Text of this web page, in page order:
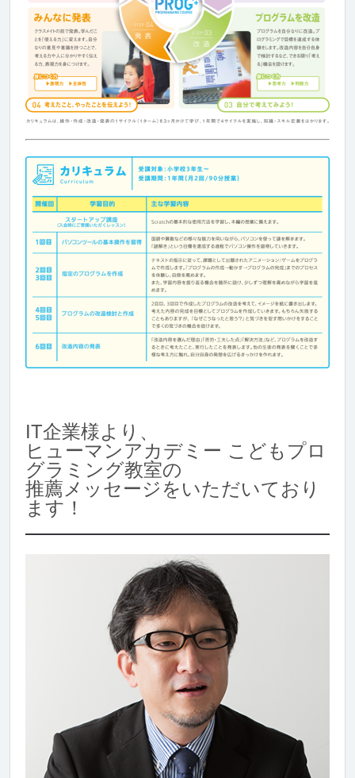
IT企業様より、
ヒューマンアカデミー こどもプロ
グラミング教室の
推薦メッセージをいただいており
ます！